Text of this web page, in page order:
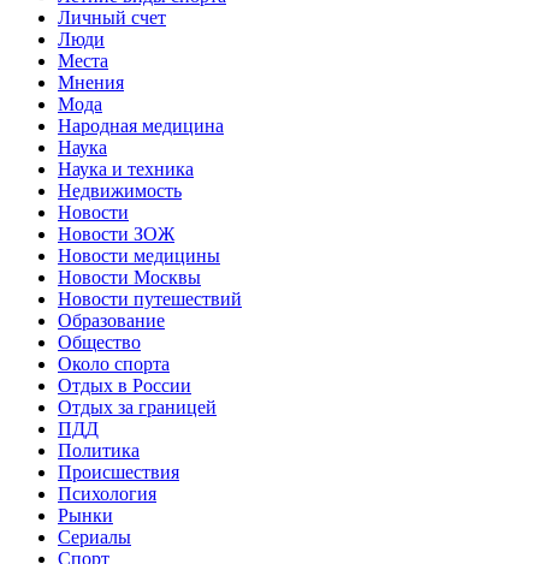
Личный счет
Люди
Места
Мнения
Мода
Народная медицина
Наука
Наука и техника
Недвижимость
Новости
Новости ЗОЖ
Новости медицины
Новости Москвы
Новости путешествий
Образование
Общество
Около спорта
Отдых в России
Отдых за границей
ПДД
Политика
Происшествия
Психология
Рынки
Сериалы
Спорт